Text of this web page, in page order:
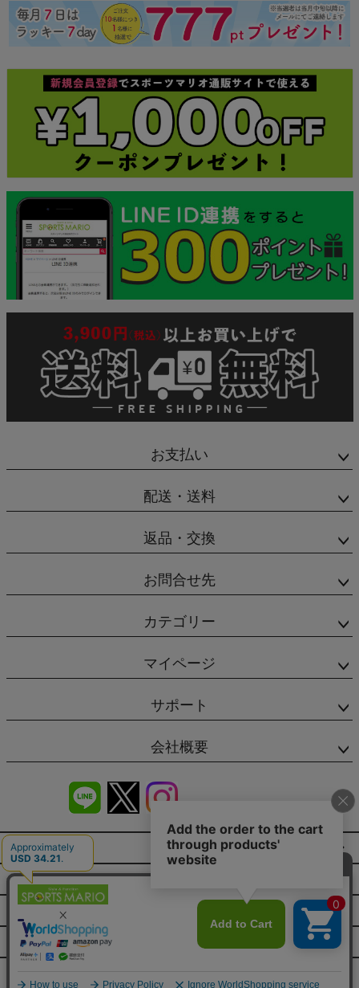
ペー
ジト
ップ
お支払い
配送・送料
返品・交換
お問合せ先
カテゴリー
マイページ
サポート
会社概要
商品レビュー
会社概要（HP）
特定商取引法に基づく表示